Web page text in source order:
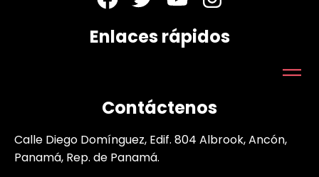
Enlaces rápidos
Contáctenos
Calle Diego Domínguez, Edif. 804 Albrook, Ancón,
Panamá, Rep. de Panamá.